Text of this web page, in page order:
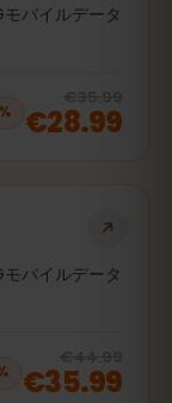
バイルデータ
%
€35.99
€28.99
バイルデータ
€44.99
€35.99